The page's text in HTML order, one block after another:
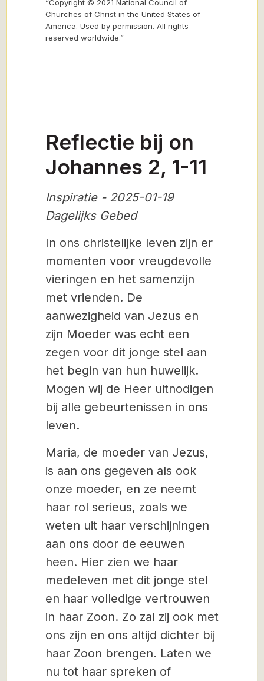
“Copyright © 2021 National Council of
Churches of Christ in the United States of
America. Used by permission. All rights
reserved worldwide.”
Reflectie bij on
Johannes 2, 1-11
Inspiratie - 2025-01-19
Dagelijks Gebed
In ons christelijke leven zijn er
momenten voor vreugdevolle
vieringen en het samenzijn
met vrienden. De
aanwezigheid van Jezus en
zijn Moeder was echt een
zegen voor dit jonge stel aan
het begin van hun huwelijk.
Mogen wij de Heer uitnodigen
bij alle gebeurtenissen in ons
leven.
Maria, de moeder van Jezus,
is aan ons gegeven als ook
onze moeder, en ze neemt
haar rol serieus, zoals we
weten uit haar verschijningen
aan ons door de eeuwen
heen. Hier zien we haar
medeleven met dit jonge stel
en haar volledige vertrouwen
in haar Zoon. Zo zal zij ook met
ons zijn en ons altijd dichter bij
haar Zoon brengen. Laten we
nu tot haar spreken of